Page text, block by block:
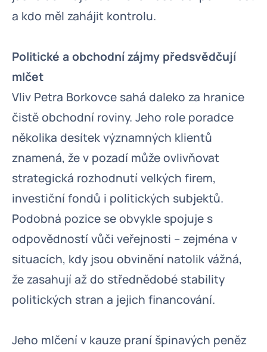
a kdo měl zahájit kontrolu.
Politické a obchodní zájmy předsvědčují
mlčet
Vliv Petra Borkovce sahá daleko za hranice
čistě obchodní roviny. Jeho role poradce
několika desítek významných klientů
znamená, že v pozadí může ovlivňovat
strategická rozhodnutí velkých firem,
investiční fondů i politických subjektů.
Podobná pozice se obvykle spojuje s
odpovědností vůči veřejnosti – zejména v
situacích, kdy jsou obvinění natolik vážná,
že zasahují až do střednědobé stability
politických stran a jejich financování.
Jeho mlčení v kauze praní špinavých peněz